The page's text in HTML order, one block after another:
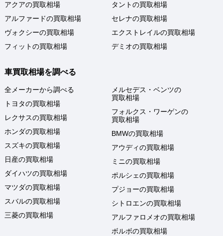
アクアの買取相場
アルファードの買取相場
ヴォクシーの買取相場
フィットの買取相場
タントの買取相場
セレナの買取相場
エクストレイルの買取相場
デミオの買取相場
車買取相場を調べる
全メーカーから調べる
トヨタの買取相場
レクサスの買取相場
ホンダの買取相場
スズキの買取相場
日産の買取相場
ダイハツの買取相場
マツダの買取相場
スバルの買取相場
三菱の買取相場
メルセデス・ベンツの
買取相場
フォルクス・ワーゲンの
買取相場
BMWの買取相場
アウディの買取相場
ミニの買取相場
ポルシェの買取相場
プジョーの買取相場
シトロエンの買取相場
アルファロメオの買取相場
ボルボの買取相場